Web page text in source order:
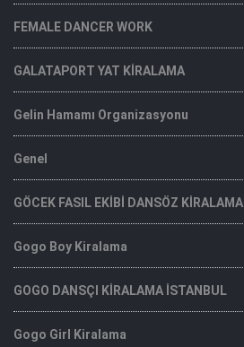
FEMALE DANCER WORK
GALATAPORT YAT KİRALAMA
Gelin Hamamı Organizasyonu
Genel
GÖCEK FASIL EKİBİ DANSÖZ KİRALAMA
Gogo Boy Kiralama
GOGO DANSÇI KİRALAMA İSTANBUL
Gogo Girl Kiralama